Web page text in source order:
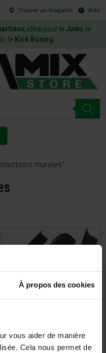
À propos des cookies
vous aider de manière
Cela nous permet de
Trouver un magasin Aide
, idéal pour le Judo, le
le Kick Boxing
murales”
Protection murale